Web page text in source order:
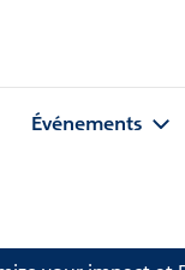
Événements